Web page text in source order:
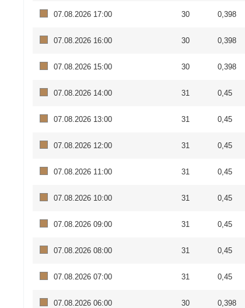
07.08.2026 17:00 30 0,398
07.08.2026 16:00 30 0,398
07.08.2026 15:00 30 0,398
07.08.2026 14:00 31 0,45
07.08.2026 13:00 31 0,45
07.08.2026 12:00 31 0,45
07.08.2026 11:00 31 0,45
07.08.2026 10:00 31 0,45
07.08.2026 09:00 31 0,45
07.08.2026 08:00 31 0,45
07.08.2026 07:00 31 0,45
07.08.2026 06:00 30 0,398